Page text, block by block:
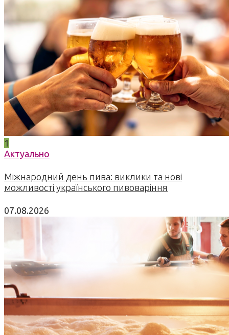
1
Актуально
Міжнародний день пива: виклики та нові
можливості українського пивоваріння
07.08.2026